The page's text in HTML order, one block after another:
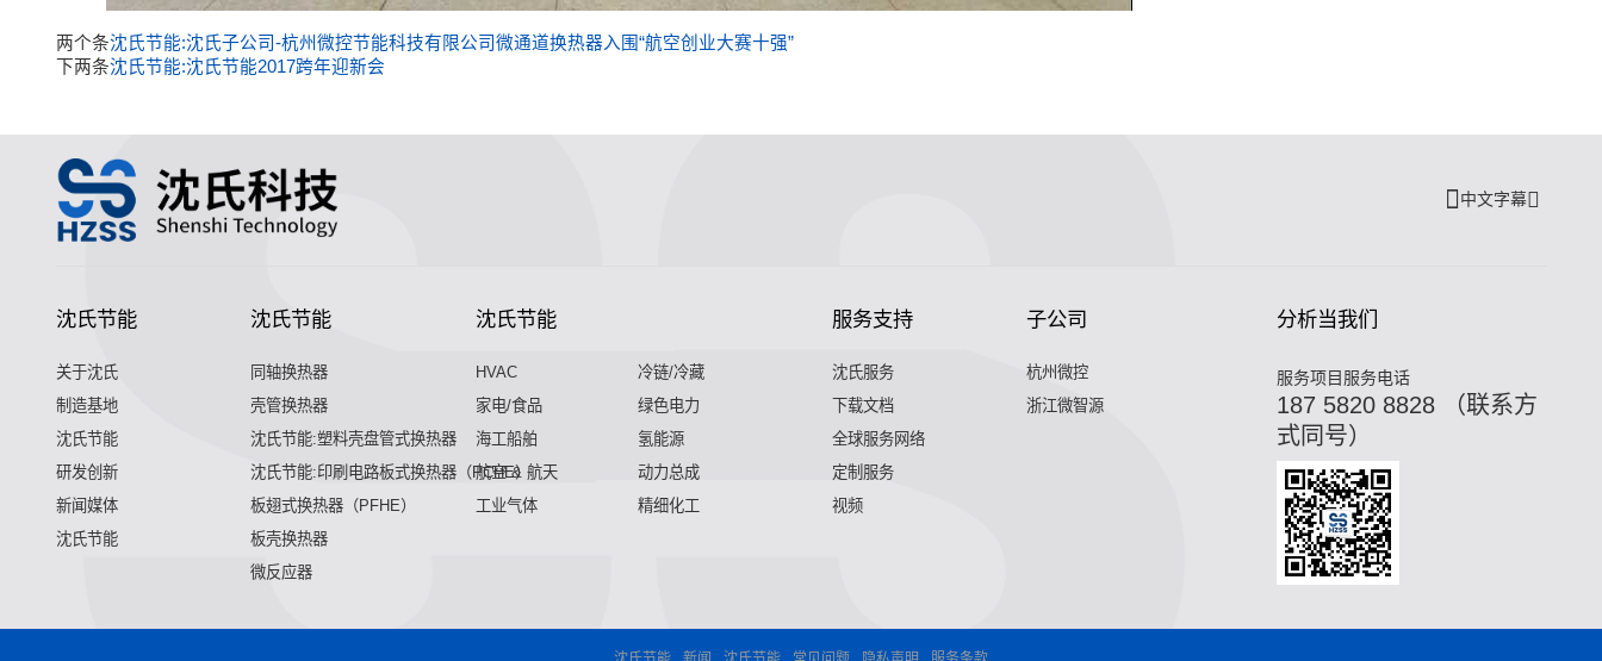
两个条沈氏节能:沈氏子公司-杭州微控节能科技有限公司微通道换热器入围“航空创业大赛十强”
下两条沈氏节能:沈氏节能2017跨年迎新会
中文字幕
沈氏节能
关于沈氏
制造基地
沈氏节能
研发创新
新闻媒体
沈氏节能
沈氏节能
同轴换热器
壳管换热器
沈氏节能:塑料壳盘管式换热器
沈氏节能:印刷电路板式换热器（PCHE）
板翅式换热器（PFHE）
板壳换热器
微反应器
沈氏节能
HVAC
冷链/冷藏
家电/食品
绿色电力
海工船舶
氢能源
航空 & 航天
动力总成
工业气体
精细化工
服务支持
沈氏服务
下载文档
全球服务网络
定制服务
视频
子公司
杭州微控
浙江微智源
分析当我们
服务项目服务电话
187 5820 8828 （联系方
式同号）